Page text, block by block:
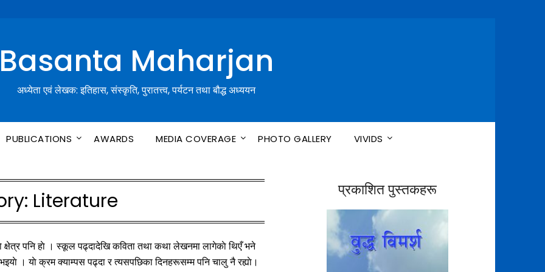
Basanta Maharjan
अध्येता एवं लेखक: इतिहास, संस्कृति, पुरातत्त्व, पर्यटन तथा बौद्ध अध्ययन
PUBLICATIONS AWARDS MEDIA COVERAGE PHOTO GALLERY VIVIDS
Literature
क्षेत्र पनि हाे । स्कूल पढ्दादेखि कविता तथा कथा लेखनमा लागेकाे थिएँ भने
। याे क्रम क्याम्पस पढ्दा र त्यसपछिका दिनहरूसम्म पनि चालु नै रह्याे।
प्रकाशित पुस्तकहरू